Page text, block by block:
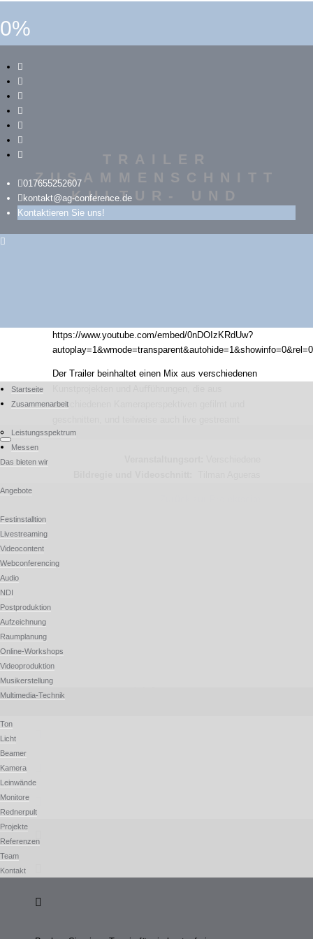
0%
017655252607
kontakt@ag-conference.de
Kontaktieren Sie uns!
Startseite
Zusammenarbeit
Leistungsspektrum
Messen
Das bieten wir
Angebote
Festinstalltion
Livestreaming
Videocontent
Webconferencing
Audio
NDI
Postproduktion
Aufzeichnung
Raumplanung
Online-Workshops
Videoproduktion
Musikerstellung
Multimedia-Technik
Ton
Licht
Beamer
Kamera
Leinwände
Monitore
Rednerpult
Projekte
Referenzen
Team
Kontakt
TRAILER
ZUSAMMENSCHNITT
KULTUR- UND
KUNSTSTREAMS
https://www.youtube.com/embed/0nDOIzKRdUw?
autoplay=1&wmode=transparent&autohide=1&showinfo=0&rel=0
Der Trailer beinhaltet einen Mix aus verschiedenen
verschiedenen Kameraperspektiven gefilmt und
wurden.
Vorheriges Projekt
Nächstes Projekt
AG-Conference © 2026. All rights reserved.
Kontaktieren Sie uns
Mobil: 0176 5525 2607
E-Mail-Adresse: kontakt(at)ag-conference.de